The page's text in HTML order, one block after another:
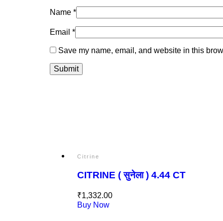
Name *
Email *
Save my name, email, and website in this
Citrine
CITRINE ( सुनेला ) 4.44 CT
₹1,332.00
Buy Now